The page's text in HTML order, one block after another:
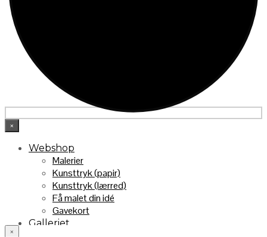
×
Webshop
Malerier
Kunsttryk (papir)
Kunsttryk (lærred)
Få malet din idé
Gavekort
Galleriet
×